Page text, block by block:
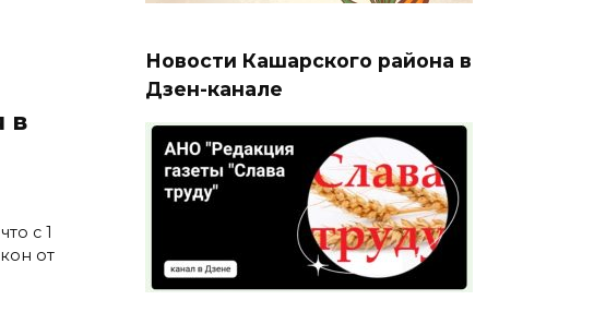
в
с 1
от
Новости Кашарского района в
Дзен-канале